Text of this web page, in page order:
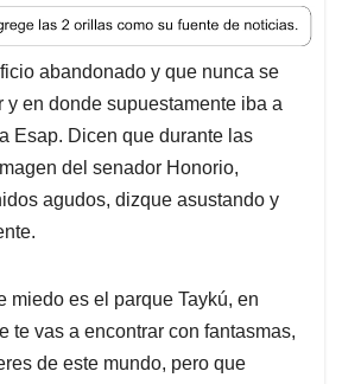
a
i
l
r
e
a
d
s
abandonado y que nunca se
y en donde supuestamente iba a
Esap. Dicen que durante las
del senador Honorio,
agudos, dizque asustando y
miedo es el parque Taykú, en
te vas a encontrar con fantasmas,
de este mundo, pero que